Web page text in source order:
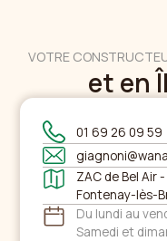
VOTRE
et en
01 69 26 09 59
ZAC de Bel Air
Fontenay-lès-
Du lundi au
Samedi et